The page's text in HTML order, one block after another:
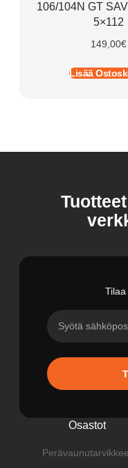
106/104N GT
5×112
149,00€
Lisää
Osastot